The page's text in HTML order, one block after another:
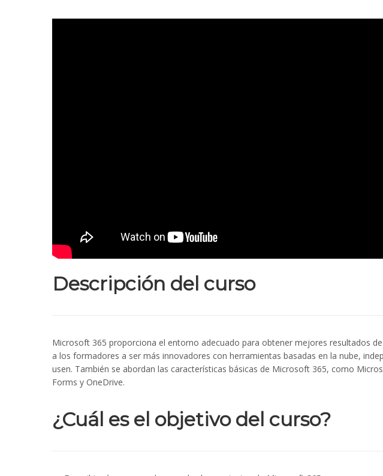
Descripción del curso
Microsoft 365 proporciona el entorno adecuado para obtener mejores resultados
a los formadores a ser más innovadores con herramientas basadas en la nube,
usen. También se abordan las características básicas de Microsoft 365, como
Forms y OneDrive.
¿Cuál es el objetivo del curso?